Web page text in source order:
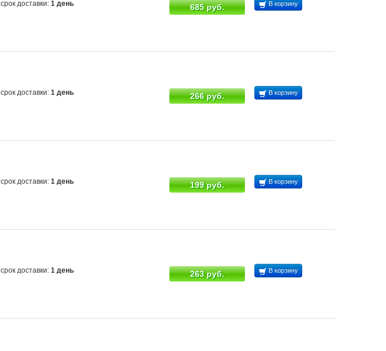
срок доставки: 1 день 685 руб. В корзину
срок доставки: 1 день 266 руб. В корзину
срок доставки: 1 день 199 руб. В корзину
срок доставки: 1 день 263 руб. В корзину